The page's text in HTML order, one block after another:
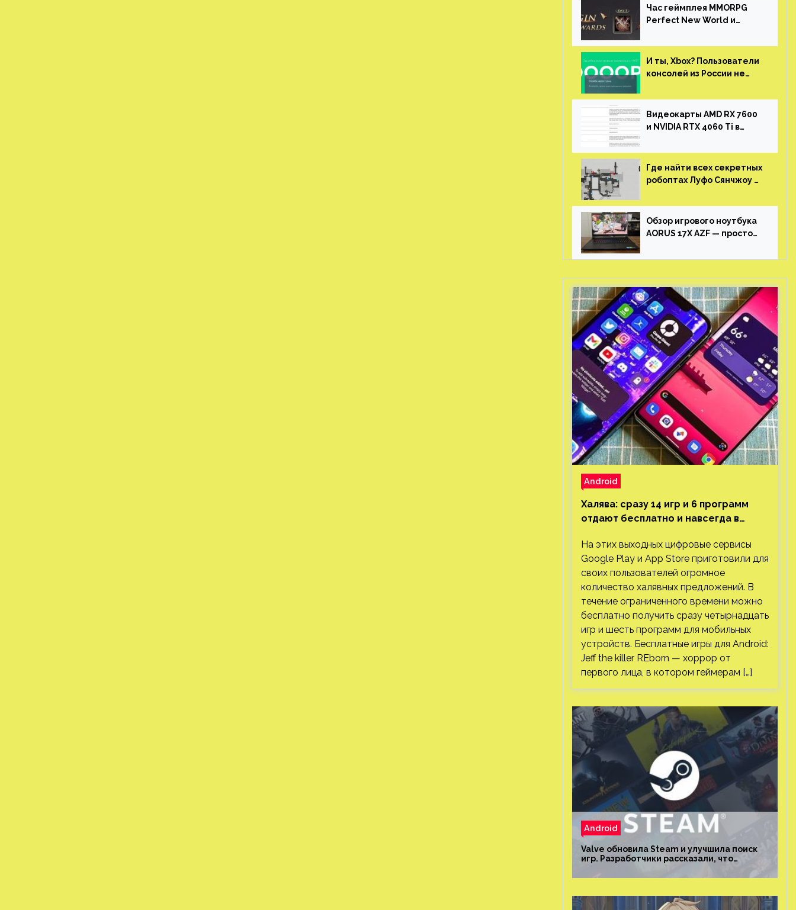
Час геймплея MMORPG
Perfect New World и
И ты, Xbox? Пользователи
консолей из России не
учетные записи
Видеокарты AMD RX 7600
и NVIDIA RTX 4060 Ti в
Где найти всех секретных
робоптах Луфо Сянчжоу в
Обзор игрового ноутбука
AORUS 17X AZF — просто
Android
Халява: сразу 14 игр и 6 программ
отдают бесплатно и навсегда в
с 1 млн загрузок
На этих выходных цифровые сервисы
Google Play и App Store приготовили для
своих пользователей огромное
количество халявных предложений. В
течение ограниченного времени можно
бесплатно получить сразу четырнадцать
игр и шесть программ для мобильных
устройств. Бесплатные игры для Android:
Jeff the killer REborn — хоррор от
первого лица, в котором геймерам […]
Android
Valve обновила Steam и улучшила поиск
игр. Разработчики рассказали, что